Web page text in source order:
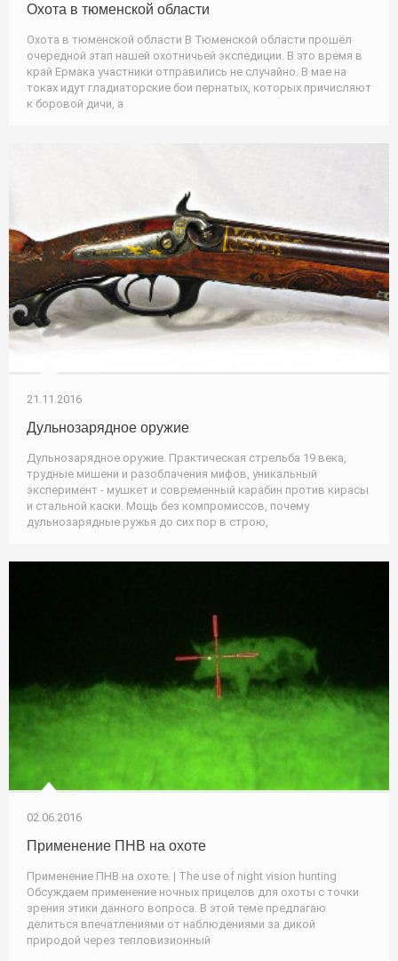
Охота в тюменской области
Охота в тюменской области В Тюменской области прошёл
очередной этап нашей охотничьей экспедиции. В это время в
край Ермака участники отправились не случайно. В мае на
токах идут гладиаторские бои пернатых, которых причисляют
к боровой дичи, а
21.11.2016
Дульнозарядное оружие
Дульнозарядное оружие. Практическая стрельба 19 века,
трудные мишени и разоблачения мифов, уникальный
эксперимент - мушкет и современный карабин против кирасы
и стальной каски. Мощь без компромиссов, почему
дульнозарядные ружья до сих пор в строю,
02.06.2016
Применение ПНВ на охоте
Применение ПНВ на охоте. | The use of night vision hunting
Обсуждаем применение ночных прицелов для охоты с точки
зрения этики данного вопроса. В этой теме предлагаю
делиться впечатлениями от наблюдениями за дикой
природой через тепловизионный